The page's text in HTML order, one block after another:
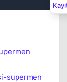
supermen
Kapat